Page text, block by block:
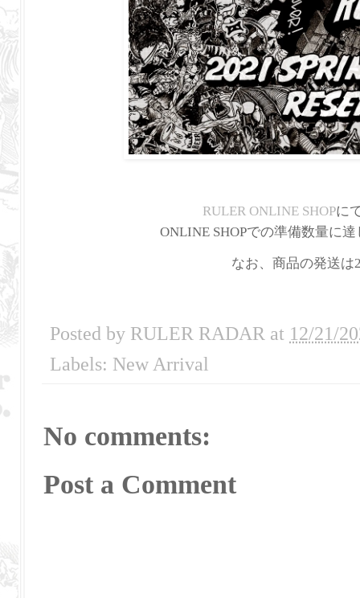
RULER ONLINE SHOPに
ONLINE SHOPでの準備数量に
なお、商品の発送は
Posted by RULER RADAR at 12/21/
Labels: New Arrival
No comments:
Post a Comment